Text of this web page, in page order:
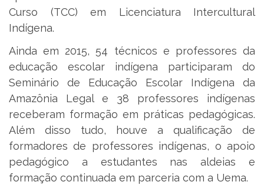
Curso (TCC) em Licenciatura Intercultural
Indígena.
Ainda em 2015, 54 técnicos e professores da
educação escolar indígena participaram do
Seminário de Educação Escolar Indígena da
Amazônia Legal e 38 professores indígenas
receberam formação em práticas pedagógicas.
Além disso tudo, houve a qualificação de
formadores de professores indígenas, o apoio
pedagógico a estudantes nas aldeias e
formação continuada em parceria com a Uema.